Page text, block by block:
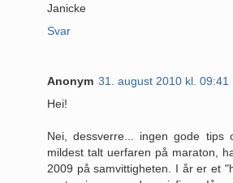
Janicke
Svar
Anonym 31. august 2010 kl. 09:41
Hei!
Nei, dessverre... ingen gode tips
mildest talt uerfaren på maraton,
2009 på samvittigheten. I år er et